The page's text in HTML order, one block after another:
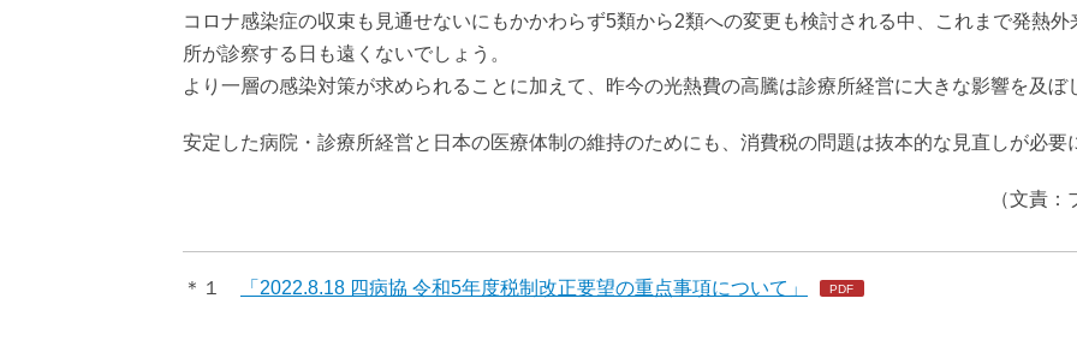
コロナ感染症の収束も見通せないにもかかわらず5類から2類への変更も検討される中、これまで発熱
所が診察する日も遠くないでしょう。
より一層の感染対策が求められることに加えて、昨今の光熱費の高騰は診療所経営に大きな影響を及ぼ
安定した病院・診療所経営と日本の医療体制の維持のためにも、消費税の問題は抜本的な見直しが必
（文責
＊１ 「2022.8.18 四病協 令和5年度税制改正要望の重点事項について」